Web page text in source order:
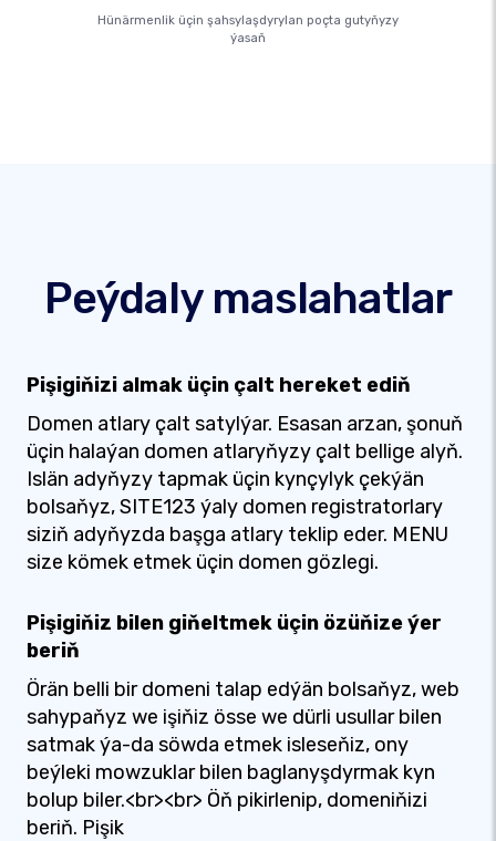
Hünärmenlik üçin şahsylaşdyrylan poçta gutyňyzy
ýasaň
Peýdaly maslahatlar
Pişigiňizi almak üçin çalt hereket ediň
Domen atlary çalt satylýar. Esasan arzan, şonuň
üçin halaýan domen atlaryňyzy çalt bellige alyň.
Islän adyňyzy tapmak üçin kynçylyk çekýän
bolsaňyz, SITE123 ýaly domen registratorlary
siziň adyňyzda başga atlary teklip eder. MENU
size kömek etmek üçin domen gözlegi.
Pişigiňiz bilen giňeltmek üçin özüňize ýer
beriň
Örän belli bir domeni talap edýän bolsaňyz, web
sahypaňyz we işiňiz össe we dürli usullar bilen
satmak ýa-da söwda etmek isleseňiz, ony
beýleki mowzuklar bilen baglanyşdyrmak kyn
bolup biler.<br><br> Öň pikirlenip, domeniňizi
beriň. Pişik